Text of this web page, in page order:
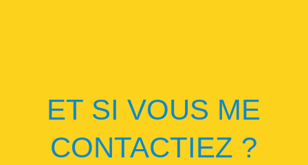
ET SI VOUS ME
CONTACTIEZ ?